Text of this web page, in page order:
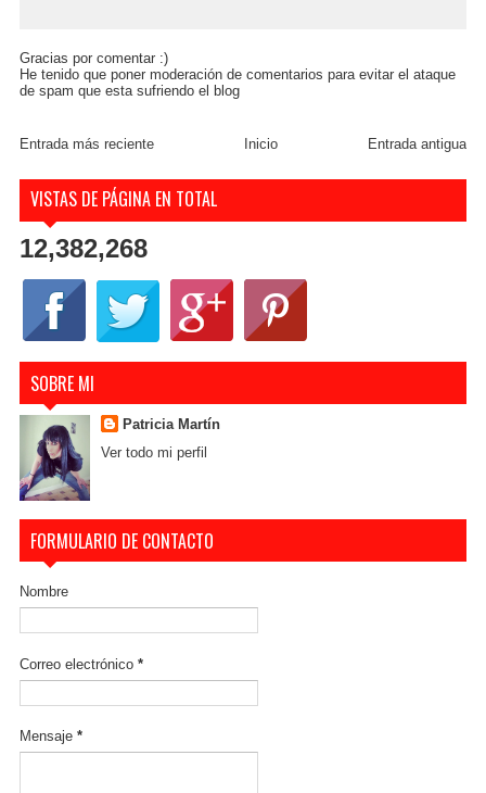
Gracias por comentar :)
He tenido que poner moderación de comentarios para evitar el ataque
de spam que esta sufriendo el blog
Entrada más reciente Entrada antigua
Inicio
VISTAS DE PÁGINA EN TOTAL
12,382,268
SOBRE MI
Patricia Martín
Ver todo mi perfil
FORMULARIO DE CONTACTO
Nombre
Correo electrónico *
Mensaje *